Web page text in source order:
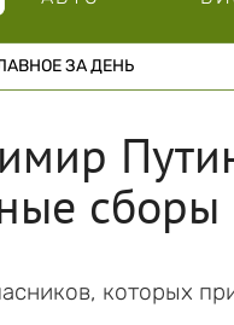
ЗА ДЕНЬ
сборы
которых